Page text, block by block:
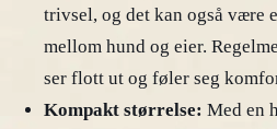
trivsel, og det kan også være
mellom hund og eier.
ser flott ut og føler seg
Kompakt størrelse: Med en